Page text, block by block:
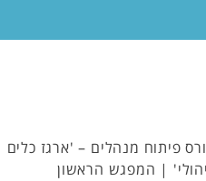
תחת זרקור | שי זר, הגילדה